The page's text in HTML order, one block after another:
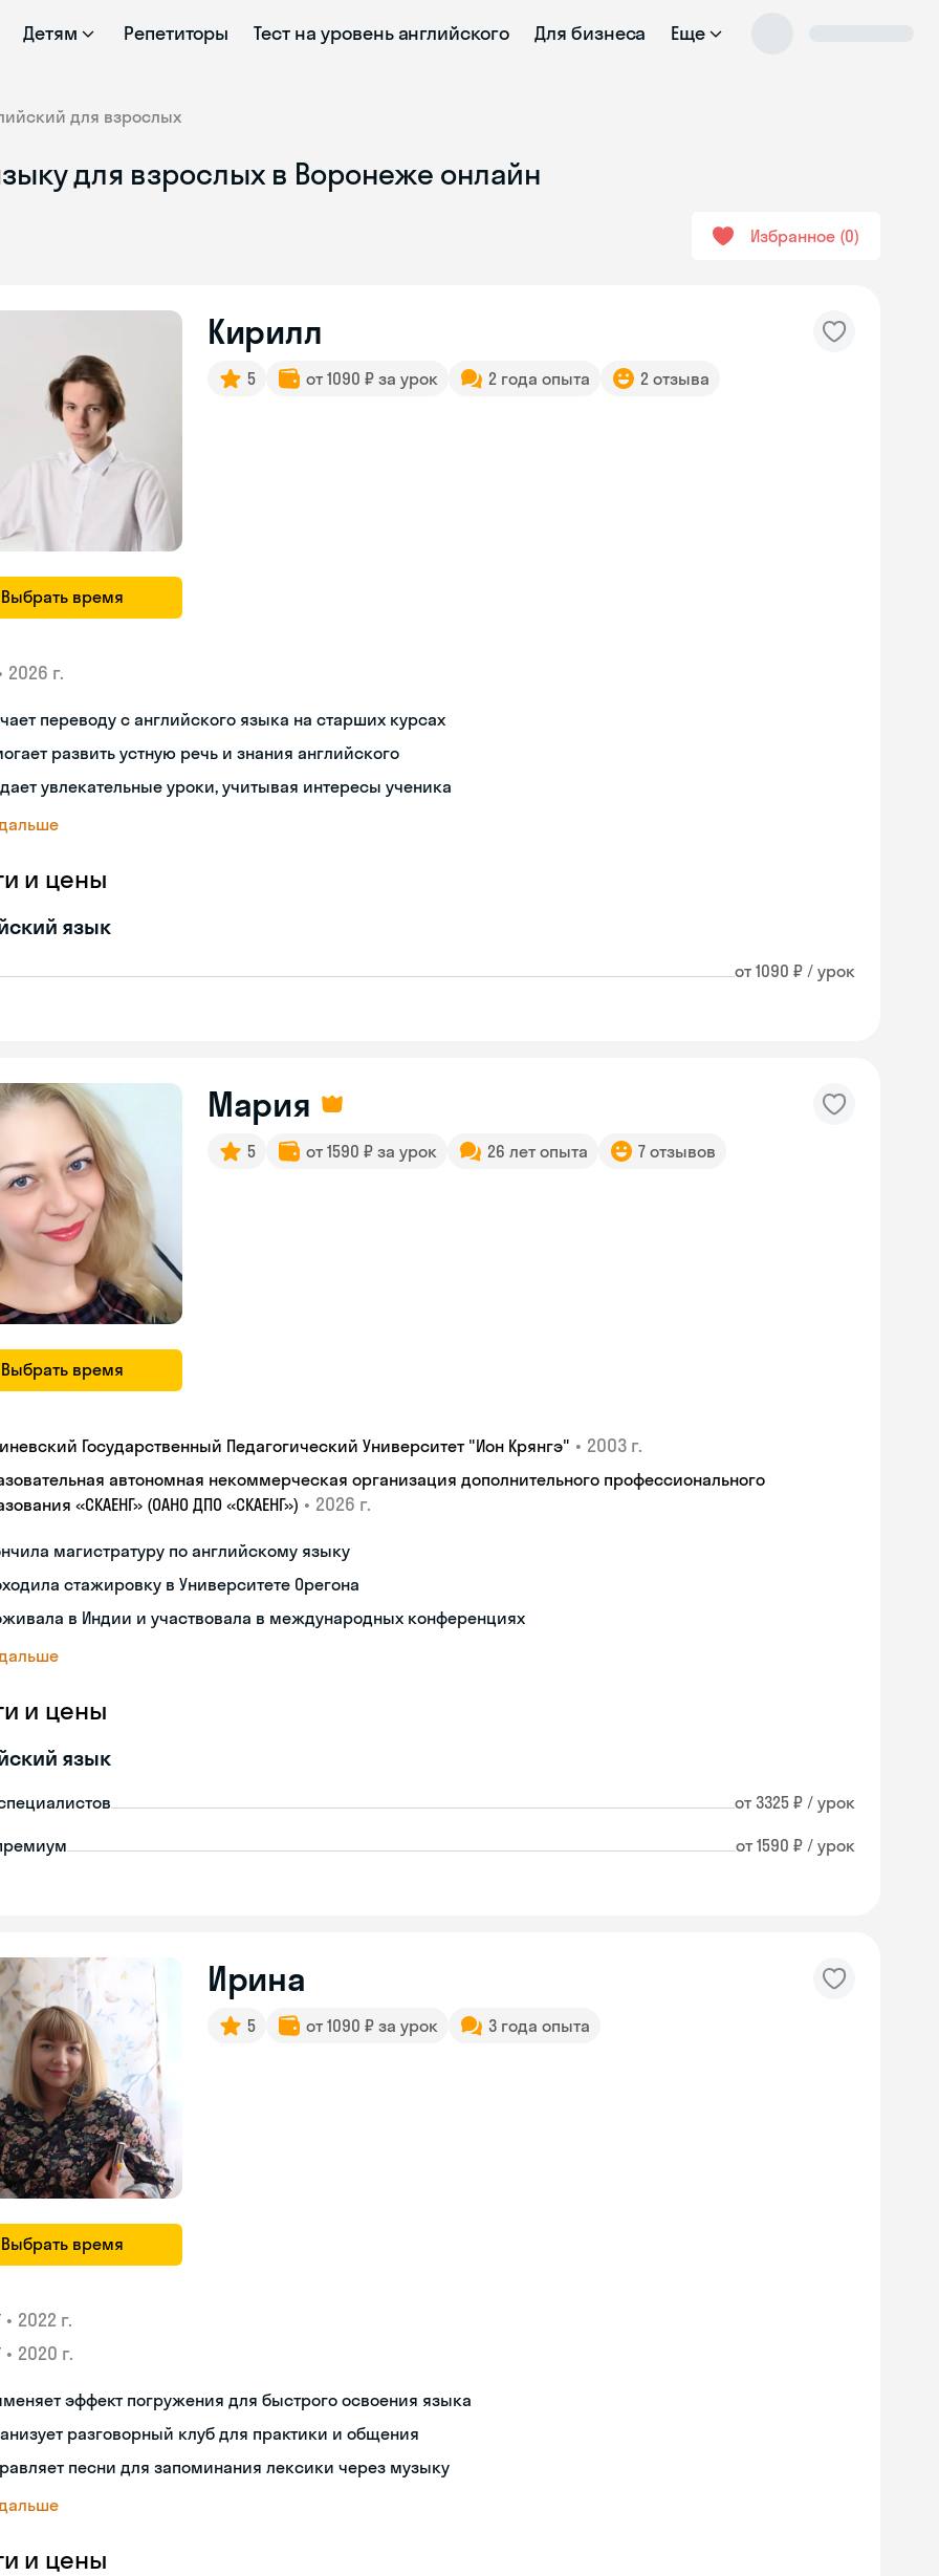
Детям Репетиторы Тест на уровень английского Для бизнеса Еще
для взрослых
для взрослых в Воронеже онлайн
Избранное 0
Выбрать время
Кирилл
5 от 1090 ₽ за урок 2 года опыта 2 отзыва
2026 г.
переводу с английского языка на старших курсах
развить устную речь и знания английского
увлекательные уроки, учитывая интересы ученика
и цены
язык
от 1090 ₽ / урок
Выбрать время
Мария
5 от 1590 ₽ за урок 26 лет опыта 7 отзывов
Государственный Педагогический Университет "Ион Крянгэ" • 2003 г.
автономная некоммерческая организация дополнительного профессионального
«СКАЕНГ» (ОАНО ДПО «СКАЕНГ») • 2026 г.
магистратуру по английскому языку
стажировку в Университете Орегона
в Индии и участвовала в международных конференциях
и цены
язык
от 3325 ₽ / урок
от 1590 ₽ / урок
Выбрать время
Ирина
5 от 1090 ₽ за урок 3 года опыта
• 2022 г.
• 2020 г.
эффект погружения для быстрого освоения языка
разговорный клуб для практики и общения
песни для запоминания лексики через музыку
и цены